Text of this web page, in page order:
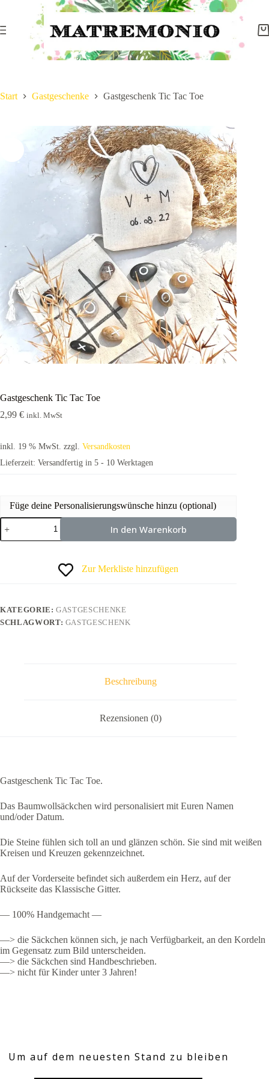
Start Gastgeschenke Gastgeschenk Tic Tac Toe
Gastgeschenk Tic Tac Toe
2,99 € inkl. MwSt
inkl. 19 % MwSt. zzgl. Versandkosten
Lieferzeit: Versandfertig in 5 - 10 Werktagen
Füge deine Personalisierungswünsche hinzu (optional)
In den Warenkorb
Zur Merkliste hinzufügen
KATEGORIE:GASTGESCHENKE
SCHLAGWORT: GASTGESCHENK
Beschreibung
Rezensionen (0)
Gastgeschenk Tic Tac Toe.
Das Baumwollsäckchen wird personalisiert mit Euren Namen
und/oder Datum.
Die Steine fühlen sich toll an und glänzen schön. Sie sind mit weißen
Kreisen und Kreuzen gekennzeichnet.
Auf der Vorderseite befindet sich außerdem ein Herz, auf der
Rückseite das Klassische Gitter.
— 100% Handgemacht —
—> die Säckchen können sich, je nach Verfügbarkeit, an den Kordeln
im Gegensatz zum Bild unterscheiden.
—> die Säckchen sind Handbeschrieben.
—> nicht für Kinder unter 3 Jahren!
Um auf dem neuesten Stand zu bleiben